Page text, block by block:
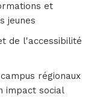
et
jeunes
de l'accessibilité
régionaux
impact social